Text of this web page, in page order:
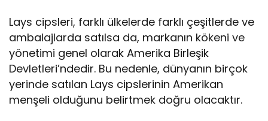
Lays cipsleri, farklı ülkelerde farklı çeşitlerde ve
ambalajlarda satılsa da, markanın kökeni ve
yönetimi genel olarak Amerika Birleşik
Devletleri’ndedir. Bu nedenle, dünyanın birçok
yerinde satılan Lays cipslerinin Amerikan
menşeli olduğunu belirtmek doğru olacaktır.